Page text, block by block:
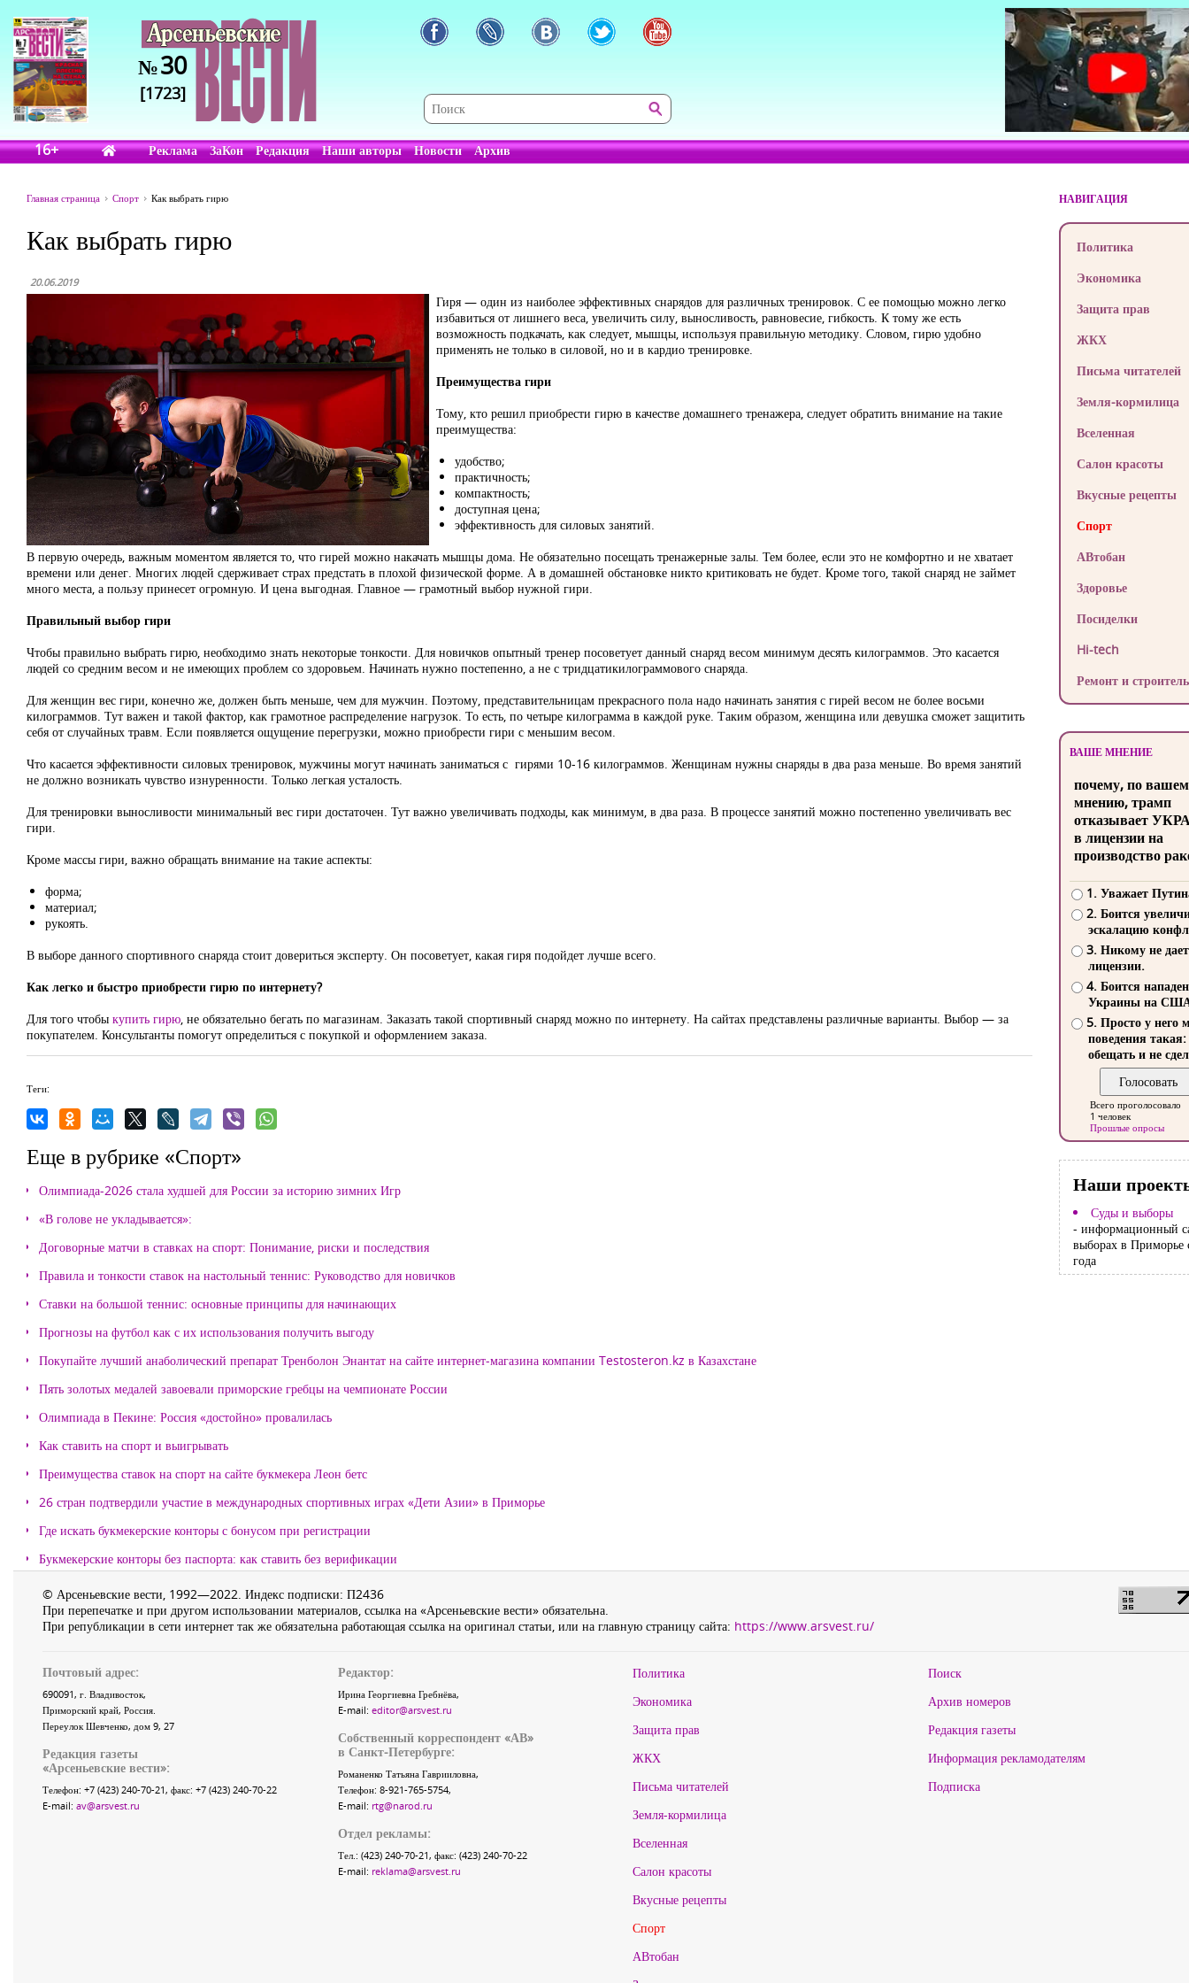
№30
[1723]
16+ Реклама ЗаКон Редакция Наши авторы Новости Архив
Главная страница Спорт Как выбрать гирю
Как выбрать гирю
20.06.2019
Гиря — один из наиболее эффективных снарядов для различных тренировок. С ее помощью можно легко
избавиться от лишнего веса, увеличить силу, выносливость, равновесие, гибкость. К тому же есть
возможность подкачать, как следует, мышцы, используя правильную методику. Словом, гирю удобно
применять не только в силовой, но и в кардио тренировке.
Преимущества гири
Тому, кто решил приобрести гирю в качестве домашнего тренажера, следует обратить внимание на такие
преимущества:
удобство;
практичность;
компактность;
доступная цена;
эффективность для силовых занятий.
В первую очередь, важным моментом является то, что гирей можно накачать мышцы дома. Не обязательно посещать тренажерные залы. Тем более, если это не комфортно и не хватает
времени или денег. Многих людей сдерживает страх предстать в плохой физической форме. А в домашней обстановке никто критиковать не будет. Кроме того, такой снаряд не займет
много места, а пользу принесет огромную. И цена выгодная. Главное — грамотный выбор нужной гири.
Правильный выбор гири
Чтобы правильно выбрать гирю, необходимо знать некоторые тонкости. Для новичков опытный тренер посоветует данный снаряд весом минимум десять килограммов. Это касается
людей со средним весом и не имеющих проблем со здоровьем. Начинать нужно постепенно, а не с тридцатикилограммового снаряда.
Для женщин вес гири, конечно же, должен быть меньше, чем для мужчин. Поэтому, представительницам прекрасного пола надо начинать занятия с гирей весом не более восьми
килограммов. Тут важен и такой фактор, как грамотное распределение нагрузок. То есть, по четыре килограмма в каждой руке. Таким образом, женщина или девушка сможет защитить
себя от случайных травм. Если появляется ощущение перегрузки, можно приобрести гири с меньшим весом.
Что касается эффективности силовых тренировок, мужчины могут начинать заниматься с гирями 10-16 килограммов. Женщинам нужны снаряды в два раза меньше. Во время занятий
не должно возникать чувство изнуренности. Только легкая усталость.
Для тренировки выносливости минимальный вес гири достаточен. Тут важно увеличивать подходы, как минимум, в два раза. В процессе занятий можно постепенно увеличивать вес
гири.
Кроме массы гири, важно обращать внимание на такие аспекты:
форма;
материал;
рукоять.
В выборе данного спортивного снаряда стоит довериться эксперту. Он посоветует, какая гиря подойдет лучше всего.
Как легко и быстро приобрести гирю по интернету?
Для того чтобы купить гирю, не обязательно бегать по магазинам. Заказать такой спортивный снаряд можно по интернету. На сайтах представлены различные варианты. Выбор — за
покупателем. Консультанты помогут определиться с покупкой и оформлением заказа.
Теги:
Еще в рубрике «Спорт»
Олимпиада-2026 стала худшей для России за историю зимних Игр
«В голове не укладывается»:
Договорные матчи в ставках на спорт: Понимание, риски и последствия
Правила и тонкости ставок на настольный теннис: Руководство для новичков
Ставки на большой теннис: основные принципы для начинающих
Прогнозы на футбол как с их использования получить выгоду
Покупайте лучший анаболический препарат Тренболон Энантат на сайте интернет-магазина компании Testosteron.kz в Казахстане
Пять золотых медалей завоевали приморские гребцы на чемпионате России
Олимпиада в Пекине: Россия «достойно» провалилась
Как ставить на спорт и выигрывать
Преимущества ставок на спорт на сайте букмекера Леон бетс
26 стран подтвердили участие в международных спортивных играх «Дети Азии» в Приморье
Где искать букмекерские конторы с бонусом при регистрации
Букмекерские конторы без паспорта: как ставить без верификации
НАВИГАЦИЯ
Политика
Экономика
Защита прав
ЖКХ
Письма читателей
Земля-кормилица
Вселенная
Салон красоты
Вкусные рецепты
Спорт
АВтобан
Здоровье
Посиделки
Hi-tech
Ремонт и
ВАШЕ МНЕНИЕ
почему, по
мнению, трамп
отказывает
в лицензии на
производство
1. Уважает
2. Боится
эскалацию
3. Никому не
лицензии.
4. Боится
Украины на
5. Просто у него
поведения такая:
обещать и не
Всего проголосовало
1 человек
Прошлые опросы
Наши
Суды и выборы
- информационный
выборах в Приморье
года
© Арсеньевские вести, 1992—2022. Индекс подписки: П2436
При перепечатке и при другом использовании материалов, ссылка на «Арсеньевские вести» обязательна.
При републикации в сети интернет так же обязательна работающая ссылка на оригинал статьи, или на главную страницу сайта: https://www.arsvest.ru/
Почтовый адрес:
690091, г. Владивосток,
Приморский край, Россия.
Переулок Шевченко, дом 9, 27
Редакция газеты
«Арсеньевские вести»:
Телефон: +7 (423) 240-70-21, факс: +7 (423) 240-70-22
E-mail: av@arsvest.ru
Редактор:
Ирина Георгиевна Гребнёва,
E-mail: editor@arsvest.ru
Собственный корреспондент «АВ»
в Санкт-Петербурге:
Романенко Татьяна Гаврииловна,
Телефон: 8-921-765-5754,
E-mail: rtg@narod.ru
Отдел рекламы:
Тел.: (423) 240-70-21, факс: (423) 240-70-22
E-mail: reklama@arsvest.ru
Политика
Экономика
Защита прав
ЖКХ
Письма читателей
Земля-кормилица
Вселенная
Салон красоты
Вкусные рецепты
Спорт
АВтобан
Поиск
Архив номеров
Редакция газеты
Информация рекламодателям
Подписка